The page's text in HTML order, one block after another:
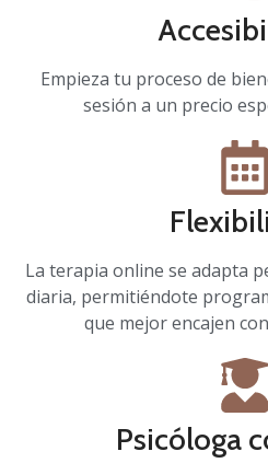
Empieza tu proceso de
sesión a un precio
La terapia online se adapta
diaria, permitiéndote
que mejor encajen
Psicóloga